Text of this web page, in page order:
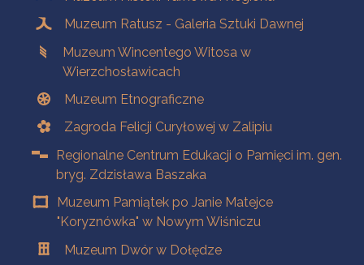
Muzeum Ratusz - Galeria Sztuki Dawnej
Muzeum Wincentego Witosa w
Wierzchosławicach
Muzeum Etnograficzne
Zagroda Felicji Curyłowej w Zalipiu
Regionalne Centrum Edukacji o Pamięci im. gen.
bryg. Zdzisława Baszaka
Muzeum Pamiątek po Janie Matejce
"Koryznówka" w Nowym Wiśniczu
Muzeum Dwór w Dołędze